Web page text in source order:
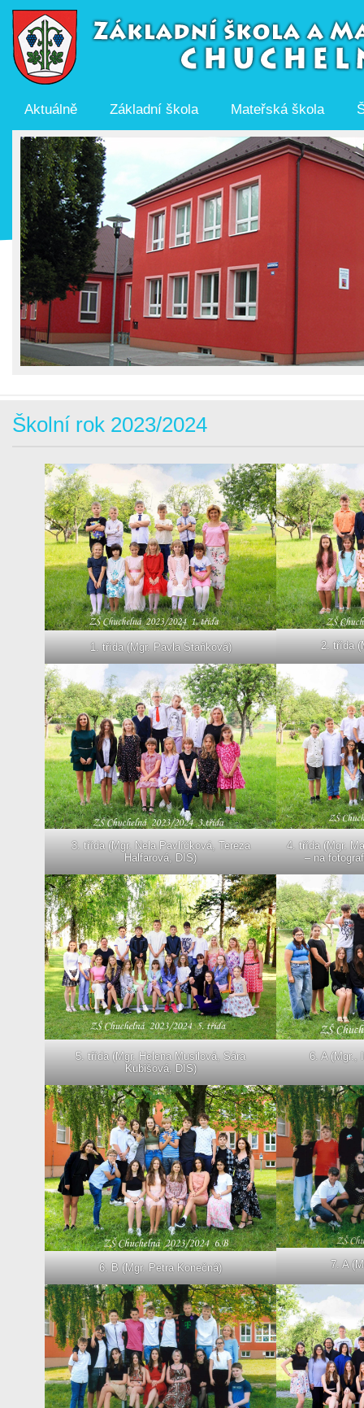
Aktuálně Základní škola Mateřská škola
Školní rok 2023/2024
1. třída (Mgr. Pavla Staňková) 2. třída
3. třída (Mgr. Nela Pavlíčková, Tereza
Halfarová, DIS)
4. třída (Mgr.
– na
5. třída (Mgr. Helena Musilová, Sára
Kubišová, DIS)
6. A (Mgr.,
6. B (Mgr. Petra Konečná) 7. A